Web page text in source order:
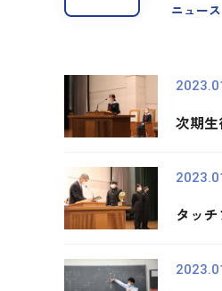
ニュース
次期生
タッ